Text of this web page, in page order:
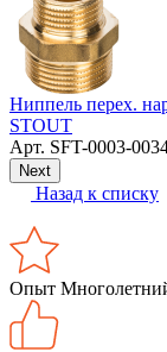
Ниппель перех.
STOUT
Арт. SFT-0003-
Next
Назад к списку
Опыт